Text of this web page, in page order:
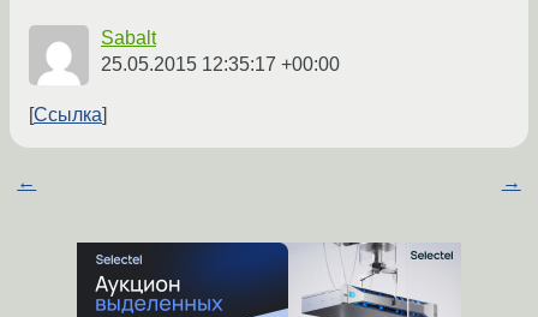
Sabalt
25.05.2015 12:35:17 +00:00
Ссылка
← →